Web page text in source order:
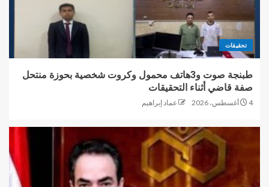
تحقيقات
طبنجة صوت و3هاتف محمول وكروت شخصية بحوزة منتحل
صفة قاضي أثناء التحقيقات
4 أغسطس، 2026 عماد إبراهيم